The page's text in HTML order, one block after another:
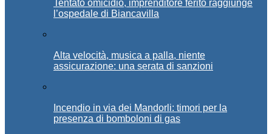
Tentato omicidio, imprenditore ferito raggiunge
l’ospedale di Biancavilla
Alta velocità, musica a palla, niente
assicurazione: una serata di sanzioni
Incendio in via dei Mandorli: timori per la
presenza di bomboloni di gas